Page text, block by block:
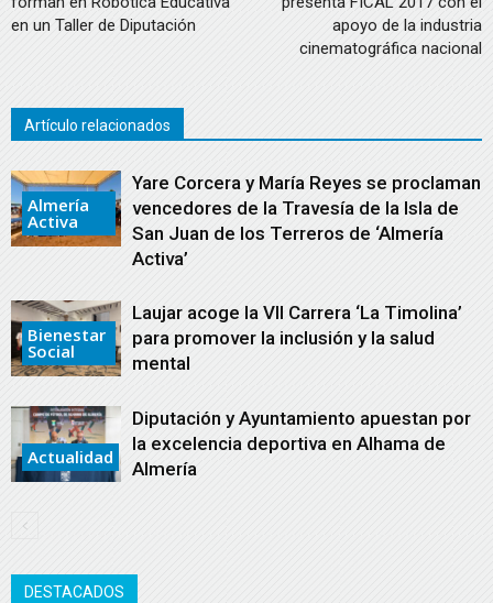
en un Taller de Diputación
apoyo de la industria
cinematográfica nacional
Artículo relacionados
Almería
Activa
Yare Corcera y María Reyes se proclaman
vencedores de la Travesía de la Isla de
San Juan de los Terreros de ‘Almería
Activa’
Bienestar
Social
Laujar acoge la VII Carrera ‘La Timolina’
para promover la inclusión y la salud
mental
Actualidad
Diputación y Ayuntamiento apuestan por
la excelencia deportiva en Alhama de
Almería
DESTACADOS